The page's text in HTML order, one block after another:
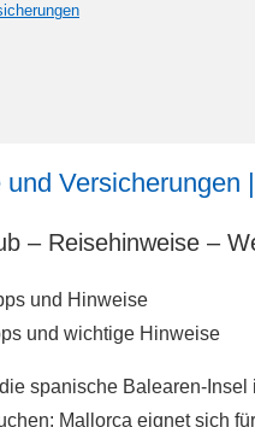
Versicherungen
– Reisehinweise –
und wichtige Hinweise
spanische Balearen-
Mallorca eignet sich